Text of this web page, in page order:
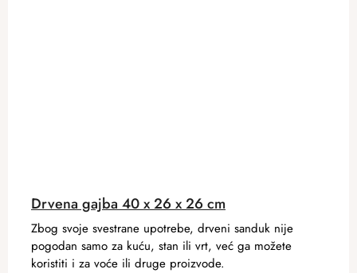
Drvena gajba 40 x 26 x 26 cm
Zbog svoje svestrane upotrebe, drveni sanduk nije
pogodan samo za kuću, stan ili vrt, već ga možete
koristiti i za voće ili druge proizvode.